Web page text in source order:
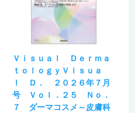
Ｖｉｓｕａｌ Ｄｅｒｍａ
ｔｏｌｏｇｙＶｉｓｕａ
ｌ Ｄ． ２０２６年７月
号 Ｖｏｌ．２５ Ｎｏ．
７ ダーマコスメ～皮膚科